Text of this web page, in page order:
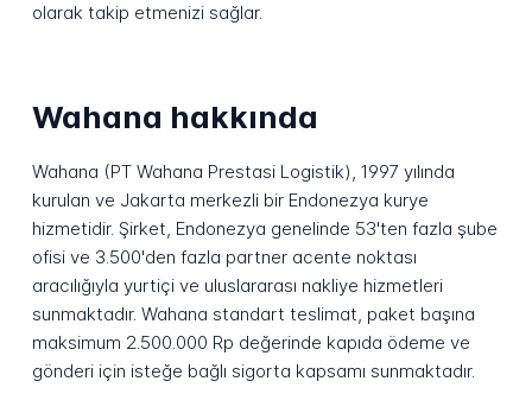
olarak takip etmenizi sağlar.
Wahana hakkında
Wahana (PT Wahana Prestasi Logistik), 1997 yılında
kurulan ve Jakarta merkezli bir Endonezya kurye
hizmetidir. Şirket, Endonezya genelinde 53'ten fazla şube
ofisi ve 3.500'den fazla partner acente noktası
aracılığıyla yurtiçi ve uluslararası nakliye hizmetleri
sunmaktadır. Wahana standart teslimat, paket başına
maksimum 2.500.000 Rp değerinde kapıda ödeme ve
gönderi için isteğe bağlı sigorta kapsamı sunmaktadır.